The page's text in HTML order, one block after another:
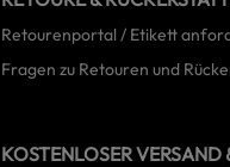
Retourenportal / Etikett
Fragen zu Retouren und
KOSTENLOSER